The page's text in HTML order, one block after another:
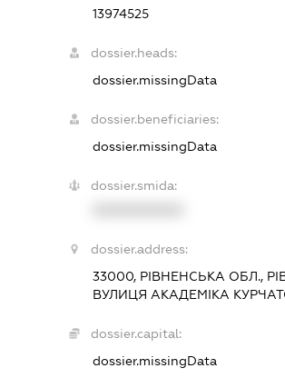
13974525
dossier.heads:
dossier.missingData
dossier.beneficiaries:
dossier.missingData
dossier.smida:
dossier.address:
33000, РІВНЕНСЬКА ОБЛ.,
ВУЛИЦЯ АКАДЕМІКА
dossier.capital:
dossier.missingData